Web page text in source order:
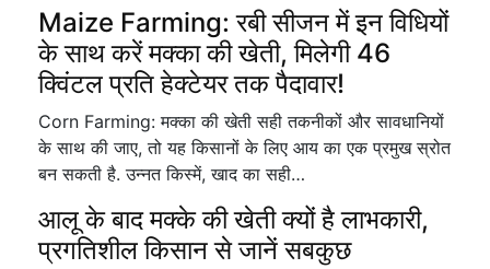
Maize Farming: रबी सीजन में इन विधियों
के साथ करें मक्का की खेती, मिलेगी 46
क्विंटल प्रति हेक्टेयर तक पैदावार!
Corn Farming: मक्‍का की खेती सही तकनीकों और सावधानियों
के साथ की जाए, तो यह किसानों के लिए आय का एक प्रमुख स्रोत
बन सकती है. उन्नत किस्में, खाद का सही…
आलू के बाद मक्के की खेती क्यों है लाभकारी,
प्रगतिशील किसान से जानें सबकुछ